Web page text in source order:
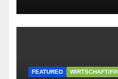
FEATURED WIRTSCHAFT/